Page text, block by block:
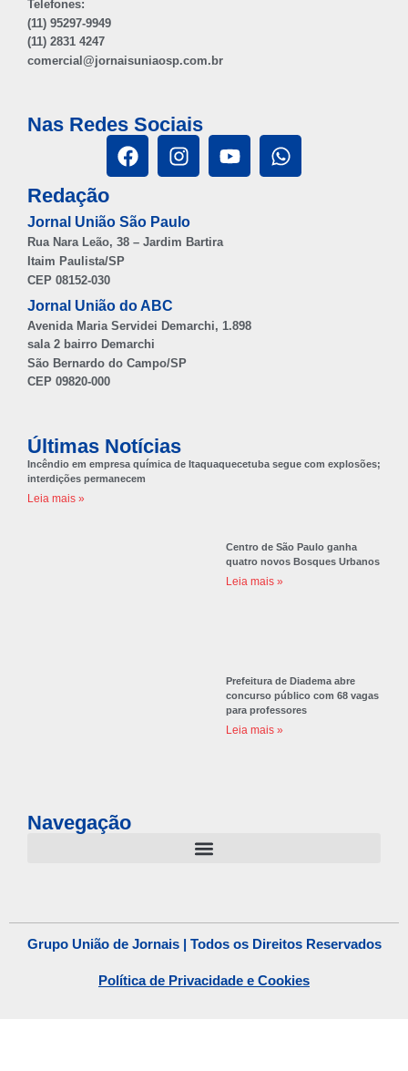
Telefones:
(11) 95297-9949
(11) 2831 4247
comercial@jornaisuniaosp.com.br
Nas Redes Sociais
Redação
Jornal União São Paulo
Rua Nara Leão, 38 – Jardim Bartira
Itaim Paulista/SP
CEP 08152-030
Jornal União do ABC
Avenida Maria Servidei Demarchi, 1.898
sala 2 bairro Demarchi
São Bernardo do Campo/SP
CEP 09820-000
Últimas Notícias
Incêndio em empresa química de Itaquaquecetuba segue com explosões;
interdições permanecem
Leia mais »
Centro de São Paulo ganha
quatro novos Bosques Urbanos
Leia mais »
Prefeitura de Diadema abre
concurso público com 68 vagas
para professores
Leia mais »
Navegação
Grupo União de Jornais | Todos os Direitos Reservados
Política de Privacidade e Cookies